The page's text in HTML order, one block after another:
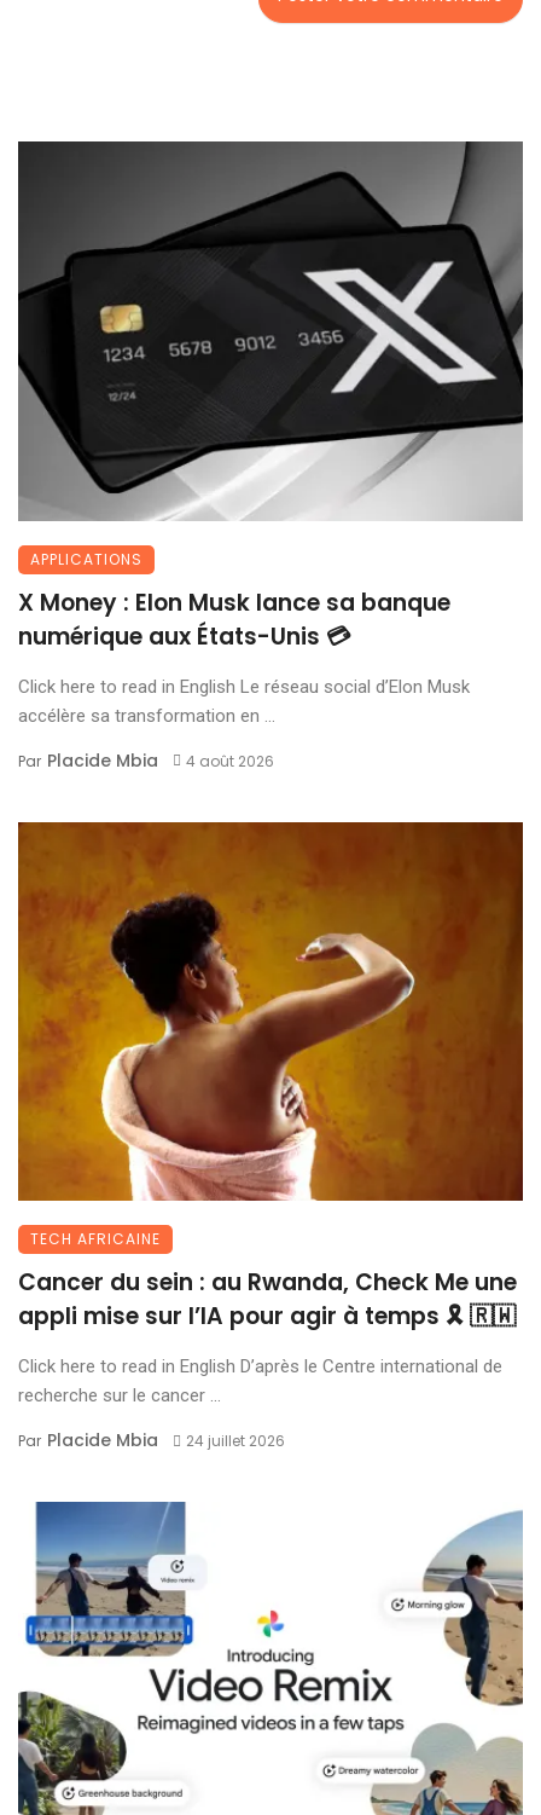
APPLICATIONS
X Money : Elon Musk lance sa banque
numérique aux États-Unis 💳
Click here to read in English Le réseau social d’Elon Musk
accélère sa transformation en ...
Par Placide Mbia 4 août 2026
TECH AFRICAINE
Cancer du sein : au Rwanda, Check Me une
appli mise sur l’IA pour agir à temps 🎗 🇷🇼
Click here to read in English D’après le Centre international de
recherche sur le cancer ...
Par Placide Mbia 24 juillet 2026